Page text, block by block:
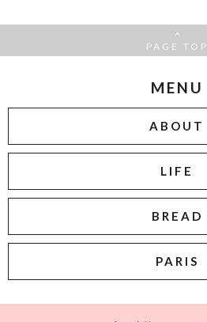
PAGE TOP
MENU
ABOUT
LIFE
BREAD
PARIS